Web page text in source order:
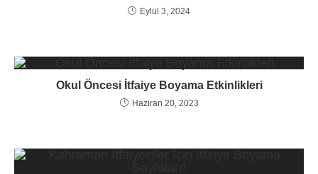
Eylül 3, 2024
Okul Öncesi İtfaiye Boyama Etkinlikleri
Haziran 20, 2023